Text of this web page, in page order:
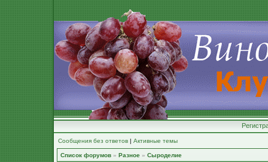
Сообщения без ответов | Активные темы
Список форумов » Разное » Сыроделие